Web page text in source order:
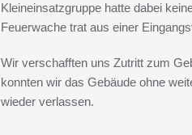
Kleineinsatzgruppe hatte dabei
Feuerwache trat aus einer
Wir verschafften uns Zutritt zum
konnten wir das Gebäude ohne
wieder verlassen.